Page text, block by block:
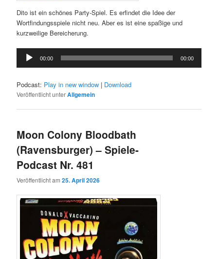
Dito ist ein schönes Party-Spiel. Es erfindet die Idee der
Wortfindungsspiele nicht neu. Aber es ist eine spaßige und
kurzweilige Bereicherung.
Audio-
Player
00:00 00:00
Podcast: Play in new window | Download
Veröffentlicht unterAllgemein
Moon Colony Bloodbath
(Ravensburger) – Spiele-
Podcast Nr. 481
Veröffentlicht am25. April 2026